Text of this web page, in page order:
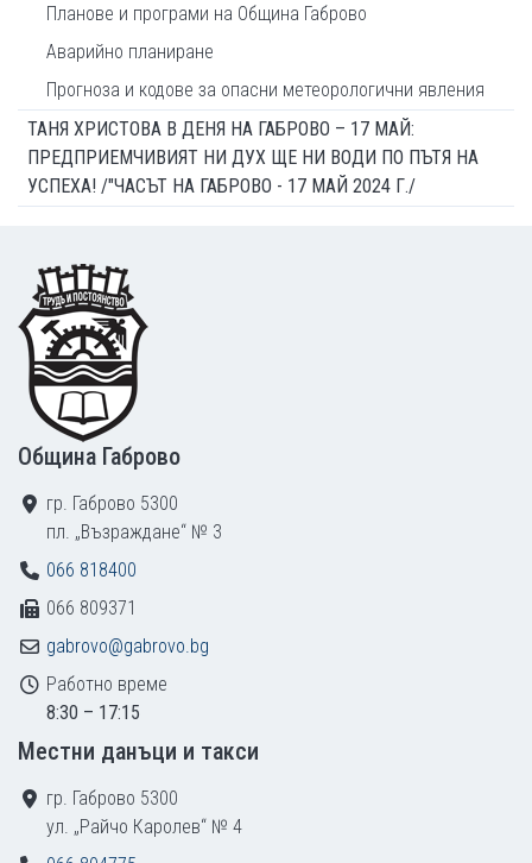
Планове и програми на Община Габрово
Аварийно планиране
Прогноза и кодове за опасни метеорологични явления
ТАНЯ ХРИСТОВА В ДЕНЯ НА ГАБРОВО – 17 МАЙ:
ПРЕДПРИЕМЧИВИЯТ НИ ДУХ ЩЕ НИ ВОДИ ПО ПЪТЯ НА
УСПЕХА! /"ЧАСЪТ НА ГАБРОВО - 17 МАЙ 2024 Г./
Footer
Община Габрово
гр. Габрово 5300
пл. „Възраждане“ № 3
066 818400
066 809371
gabrovo@gabrovo.bg
Работно време
8:30 – 17:15
Местни данъци и такси
гр. Габрово 5300
ул. „Райчо Каролев“ № 4